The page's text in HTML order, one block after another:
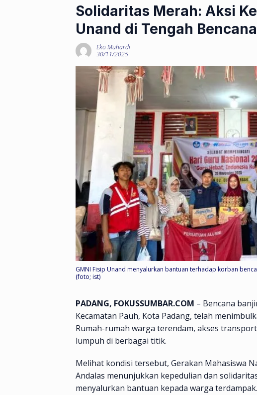
Solidaritas Merah: Aksi
Unand di Tengah
Eko Muhardi
30/11/2025
GMNI Fisip Unand menyalurkan bantuan terhadap korban
(foto; ist)
PADANG, FOKUSSUMBAR.COM – Bencana
Kecamatan Pauh, Kota Padang, telah
Rumah-rumah warga terendam, akses
lumpuh di berbagai titik.
Melihat kondisi tersebut, Gerakan Mahasiswa
Andalas menunjukkan kepedulian dan
menyalurkan bantuan kepada warga terdampak.